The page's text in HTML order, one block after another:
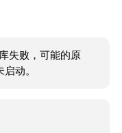
失败，可能的原
动。